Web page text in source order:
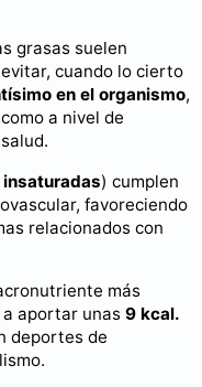
grasas suelen
cuando lo cierto
en el organismo,
a nivel de
insaturadas) cumplen
favoreciendo
relacionados con
más
a aportar unas 9 kcal.
deportes de